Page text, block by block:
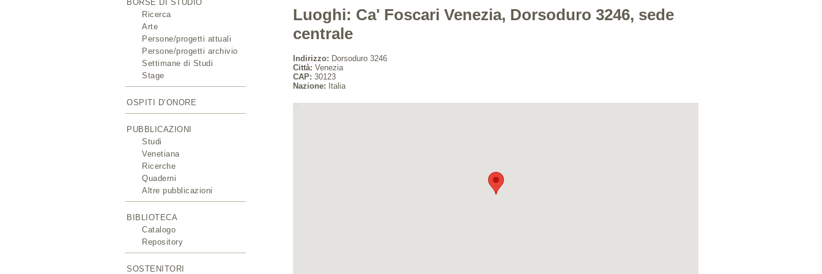
BORSE DI STUDIO
Ricerca
Arte
Persone/progetti attuali
Persone/progetti archivio
Settimane di Studi
Stage
OSPITI D’ONORE
PUBBLICAZIONI
Studi
Venetiana
Ricerche
Quaderni
Altre pubblicazioni
BIBLIOTECA
Catalogo
Repository
SOSTENITORI
Luoghi: Ca' Foscari Venezia, Dorsoduro 3246, sede
centrale
Indirizzo: Dorsoduro 3246
Città: Venezia
CAP: 30123
Nazione: Italia